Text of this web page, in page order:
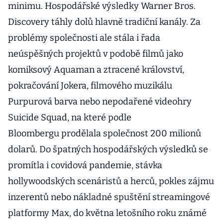
minimu. Hospodářské výsledky Warner Bros.
Discovery táhly dolů hlavně tradiční kanály. Za
problémy společnosti ale stála i řada
neúspěšných projektů v podobě filmů jako
komiksový Aquaman a ztracené království,
pokračování Jokera, filmového muzikálu
Purpurová barva nebo nepodařené videohry
Suicide Squad, na které podle
Bloombergu prodělala společnost 200 milionů
dolarů. Do špatných hospodářských výsledků se
promítla i covidová pandemie, stávka
hollywoodských scenáristů a herců, pokles zájmu
inzerentů nebo nákladné spuštění streamingové
platformy Max, do května letošního roku známé